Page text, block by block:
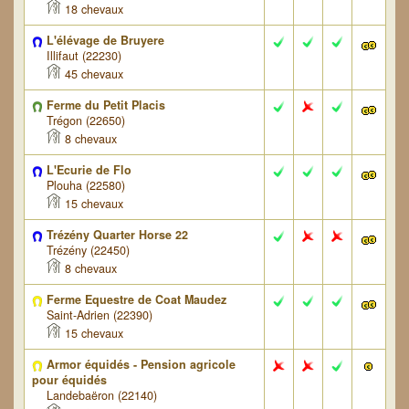
18 chevaux
L'élévage de Bruyere
Illifaut (22230)
45 chevaux
Ferme du Petit Placis
Trégon (22650)
8 chevaux
L'Ecurie de Flo
Plouha (22580)
15 chevaux
Trézény Quarter Horse 22
Trézény (22450)
8 chevaux
Ferme Equestre de Coat Maudez
Saint-Adrien (22390)
15 chevaux
Armor équidés - Pension agricole
pour équidés
Landebaëron (22140)